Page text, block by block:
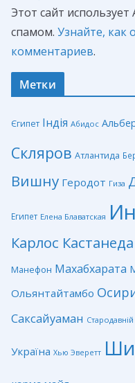
Этот сайт
спамом. Узнайте, как
комментариев.
Метки
Єгипет Індія Абидос
Скляров Атлантида
Вишну Геродот Гиза
Египет Елена Блаватская
Карлос Кастанеда
Манефон Махабхарата
Ольянтайтамбо
Саксайуаман
Україна Хью Эверетт